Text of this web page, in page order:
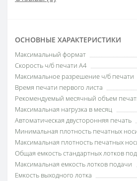
ОСНОВНЫЕ ХАРАКТЕРИСТИКИ
Максимальный формат
Скорость ч/б печати A4
Максимальное разрешение ч/б печати
Время печати первого листа
Рекомендуемый месячный объем
Максимальная нагрузка в месяц
Автоматическая двусторонняя печать
Минимальная плотность печатных
Максимальная плотность печатных
Общая емкость стандартных лотков
Максимальная емкость лотков подачи
Емкость выходного лотка